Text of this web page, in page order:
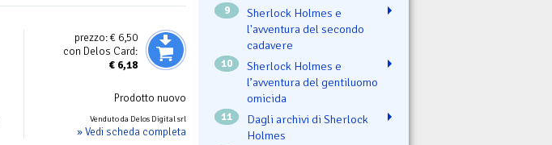
prezzo:€ 6,50
con Delos Card:
€ 6,18
Prodotto nuovo
Venduto da Delos Digital srl
» Vedi scheda completa
9
Sherlock Holmes e
l'avventura del secondo
cadavere
10
Sherlock Holmes e
l’avventura del gentiluomo
omicida
11
Dagli archivi di Sherlock
Holmes